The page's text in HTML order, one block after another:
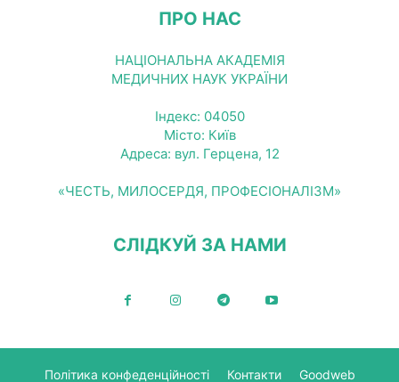
ПРО НАС
НАЦІОНАЛЬНА АКАДЕМІЯ
МЕДИЧНИХ НАУК УКРАЇНИ
Індекс: 04050
Місто: Київ
Адреса: вул. Герцена, 12
«ЧЕСТЬ, МИЛОСЕРДЯ, ПРОФЕСІОНАЛІЗМ»
СЛІДКУЙ ЗА НАМИ
Політика конфеденційності Контакти Goodweb